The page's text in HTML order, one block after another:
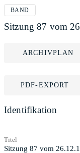
BAND
Sitzung 87 vom
ARCHIVPLAN
PDF-EXPORT
Identifikation
Titel
Sitzung 87 vom